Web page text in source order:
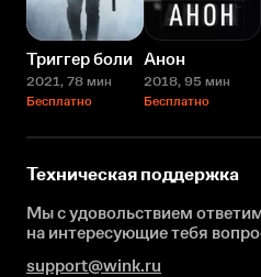
Триггер боли
2021, 78 мин
Бесплатно
Анон
2018, 95 мин
Бесплатно
Техническая поддержка
Мы с удовольствием
на интересующиетебя
support@wink.ru